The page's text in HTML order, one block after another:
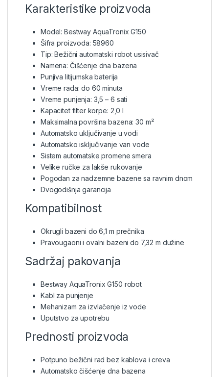
Karakteristike proizvoda
Model: Bestway AquaTronix G150
Šifra proizvoda: 58960
Tip: Bežični automatski robot usisivač
Namena: Čišćenje dna bazena
Punjiva litijumska baterija
Vreme rada: do 60 minuta
Vreme punjenja: 3,5 – 6 sati
Kapacitet filter korpe: 2,0 l
Maksimalna površina bazena: 30 m²
Automatsko uključivanje u vodi
Automatsko isključivanje van vode
Sistem automatske promene smera
Velike ručke za lakše rukovanje
Pogodan za nadzemne bazene sa ravnim dnom
Dvogodišnja garancija
Kompatibilnost
Okrugli bazeni do 6,1 m prečnika
Pravougaoni i ovalni bazeni do 7,32 m dužine
Sadržaj pakovanja
Bestway AquaTronix G150 robot
Kabl za punjenje
Mehanizam za izvlačenje iz vode
Uputstvo za upotrebu
Prednosti proizvoda
Potpuno bežični rad bez kablova i creva
Automatsko čišćenje dna bazena